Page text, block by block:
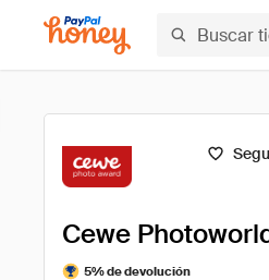
Cewe
5% de devolución